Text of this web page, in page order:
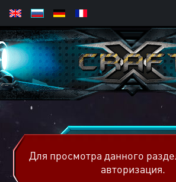
Для просмотра данного
авторизация.